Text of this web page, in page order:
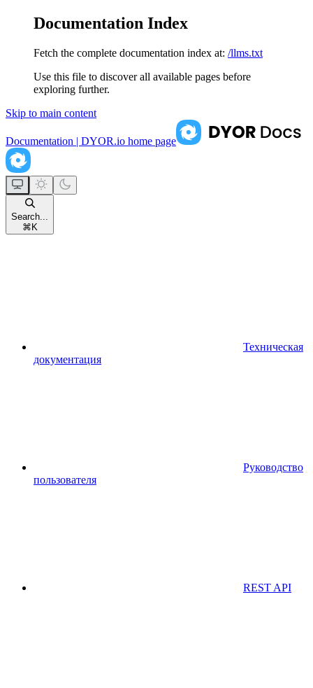
Documentation Index
Fetch the complete documentation index at: /llms.txt
Use this file to discover all available pages before
exploring further.
Skip to main content
Documentation | DYOR.io home page
Search...
⌘ K
Техническая
документация
Руководство
пользователя
REST API